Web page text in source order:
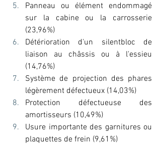
Panneau ou élément endommagé
sur la cabine ou la carrosserie
(23,96%)
Détérioration d'un silentbloc de
liaison au châssis ou à l'essieu
(14,76%)
Système de projection des phares
légèrement défectueux (14,03%)
Protection défectueuse des
amortisseurs (10,49%)
Usure importante des garnitures ou
plaquettes de frein (9,61%)